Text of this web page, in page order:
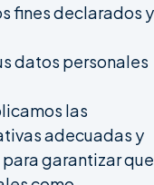
fines declarados y
datos personales
las
adecuadas y
garantizar que